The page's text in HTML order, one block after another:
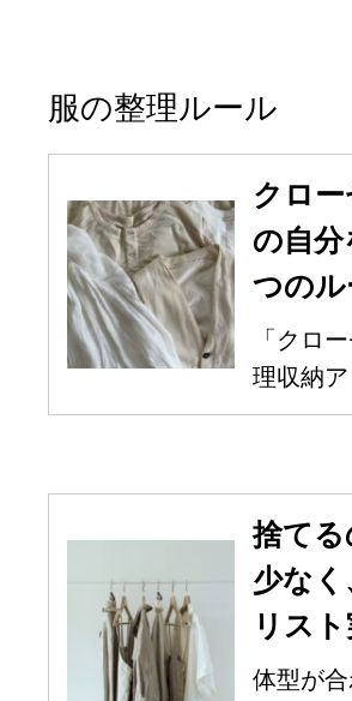
服の整理ルール
クロ
の自
つの
「クロ
理収納
捨て
少な
リスト
体型が